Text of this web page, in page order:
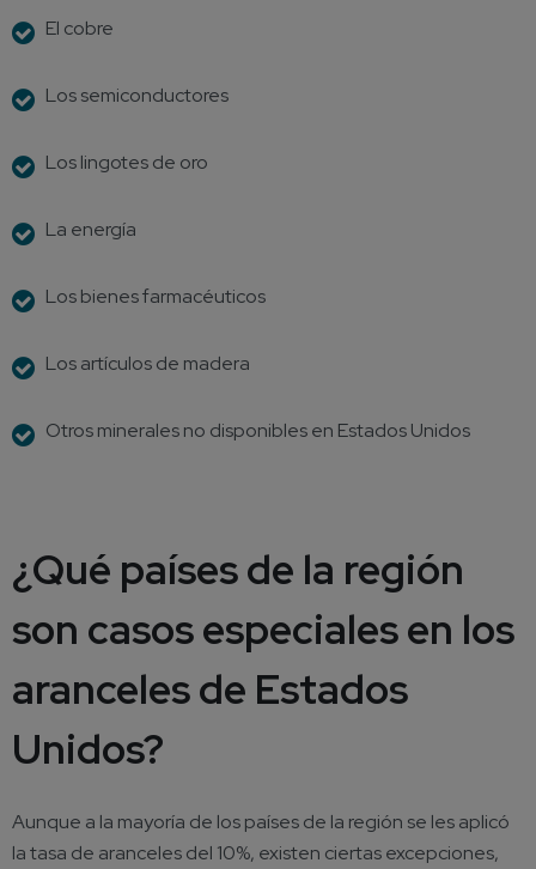
El cobre
Los semiconductores
Los lingotes de oro
La energía
Los bienes farmacéuticos
Los artículos de madera
Otros minerales no disponibles en Estados Unidos
¿Qué países de la región
son casos especiales en los
aranceles de Estados
Unidos?
Aunque a la mayoría de los países de la región se les aplicó
la tasa de aranceles del 10%, existen ciertas excepciones,